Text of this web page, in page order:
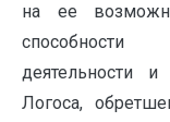
на ее
деятельности
Логоса,